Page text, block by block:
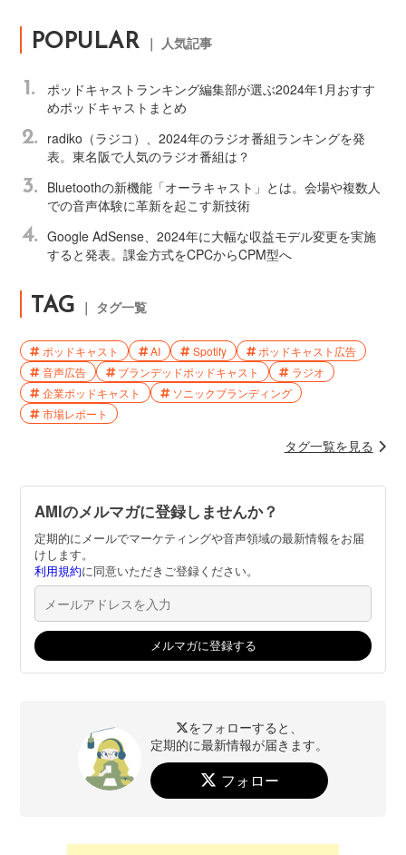
POPULAR ｜ 人気記事
1.
ポッドキャストランキング編集部が選ぶ2024年1月おすす
めポッドキャストまとめ
2.
radiko（ラジコ）、2024年のラジオ番組ランキングを発
表。東名阪で人気のラジオ番組は？
3.
Bluetoothの新機能「オーラキャスト」とは。会場や複数人
での音声体験に革新を起こす新技術
4. Google AdSense、2024年に大幅な収益モデル変更を実施
すると発表。課金方式をCPCからCPM型へ
TAG ｜ タグ一覧
ポッドキャスト AI Spotify
ポッドキャスト広告
音声広告
ブランデッドポッドキャスト
ラジオ
企業ポッドキャスト
ソニックブランディング
市場レポート
タグ一覧を見る
AMIのメルマガに登録しませんか？
定期的にメールでマーケティングや音声領域の最新情報をお届
けします。
利用規約に同意いただきご登録ください。
をフォローすると、
定期的に最新情報が届きます。
フォロー